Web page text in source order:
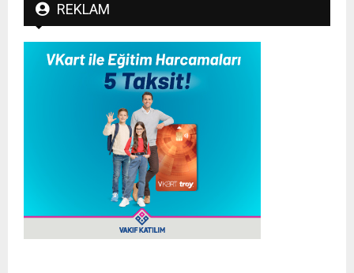
REKLAM